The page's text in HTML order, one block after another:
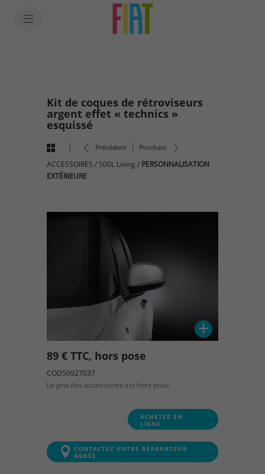
Kit de coques de rétroviseurs
argent effet « technics »
esquissé
Précédent Prochain
ACCESSOIRES / 500L Living / PERSONNALISATION
EXTÉRIEURE
89 € TTC, hors pose
COD50927037
Le prix des accessoires est hors pose.
ACHETEZ EN
LIGNE
CONTACTEZ VOTRE RÉPARATEUR
AGRÉE